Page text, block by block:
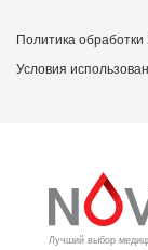
Лучший выбор
Политикa
Условия